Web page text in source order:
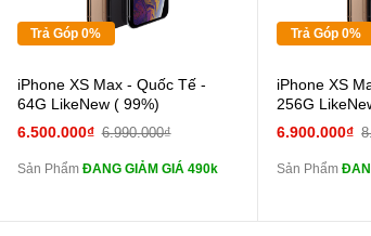
Trả Góp 0%
Tặng
Cường lực 10D full
màn
tai nghe iPhone 6S
iPhone XS Max - Quốc Tế -
64G LikeNew ( 99%)
6.500.000₫ 6.990.000₫
Sản Phẩm ĐANG GIẢM GIÁ 490k
Trả Góp 0%
Tặng
màn
iPhone XS
256G
6.900.000₫
Sản Phẩm